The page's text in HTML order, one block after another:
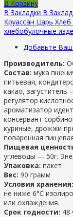
В Корзину
В Закладки В
Круассан Царь
хлебобулочные
Добавьте
Производитель:
Состав: мука
питьевая,
какао,
регулятор
ароматизатор
консервант
куриные, дрожжи
поваренная
Пищевая
углеводы — 50г.
Упаковка: пакет
Вес: 90 грамм
Условия хранения:
не ниже 6°С
или охлаждения.
Срок годности: 48